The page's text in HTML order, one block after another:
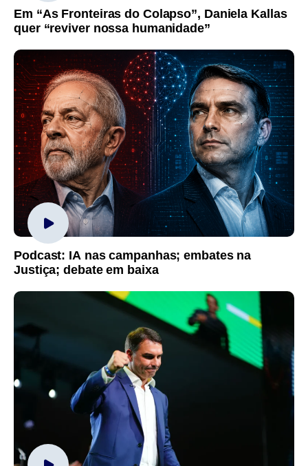
Em “As Fronteiras do Colapso”, Daniela Kallas
quer “reviver nossa humanidade”
Podcast: IA nas campanhas; embates na
Justiça; debate em baixa